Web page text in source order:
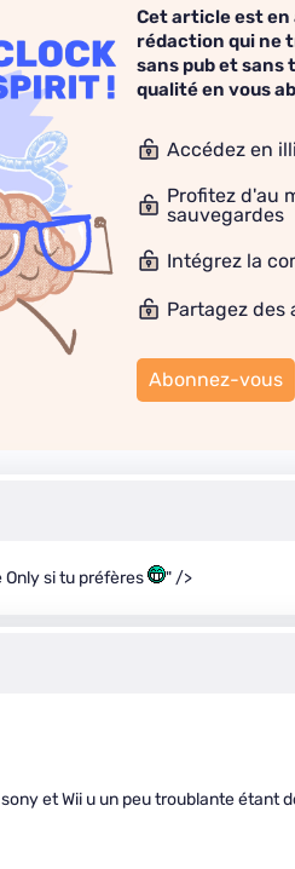
Cet article est en
rédaction qui ne
sans pub et sans
qualité en vous
Accédez en
Profitez d'au
sauvegardes
Intégrez la
Partagez des
Abonnez-vous
Only si tu préfères " />
et Wii u un peu troublante étant